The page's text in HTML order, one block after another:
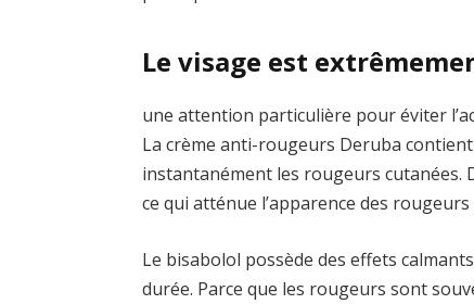
Le visage est
une attention particulière pour éviter
La crème anti-rougeurs Deruba
instantanément les rougeurs cutanées.
ce qui atténue l’apparence des
Le bisabolol possède des effets
durée. Parce que les rougeurs sont